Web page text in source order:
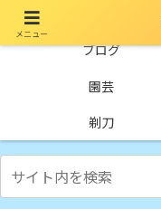
ブログ
園芸
剃刀
メニュー